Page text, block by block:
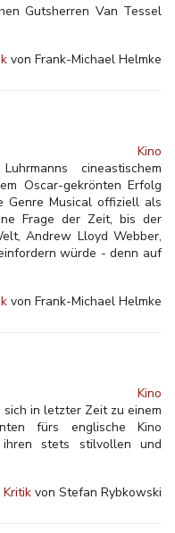
Gutsherren Van Tessel
von Frank-Michael Helmke
Kino
cineastischem
Oscar-gekrönten Erfolg
Musical offiziell als
Frage der Zeit, bis der
Andrew Lloyd Webber,
würde - denn auf
von Frank-Michael Helmke
Kino
in letzter Zeit zu einem
fürs englische Kino
stets stilvollen und
Kritik von Stefan Rybkowski